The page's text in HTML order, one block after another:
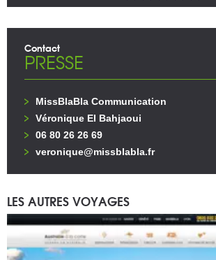
Contact
PRESSE
MissBlaBla Communication
Véronique El Bahjaoui
06 80 26 26 69
veronique@missblabla.fr
LES AUTRES VOYAGES